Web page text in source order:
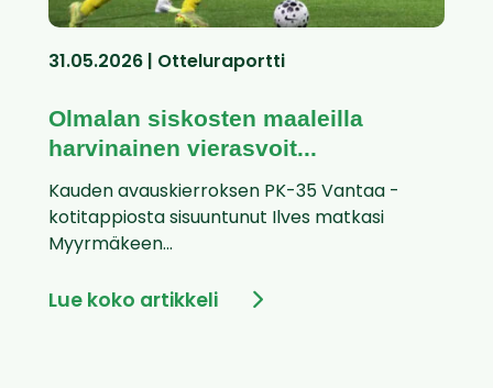
31.05.2026 | Otteluraportti
Olmalan siskosten maaleilla
harvinainen vierasvoit...
Kauden avauskierroksen PK-35 Vantaa -
kotitappiosta sisuuntunut Ilves matkasi
Myyrmäkeen...
Lue koko artikkeli